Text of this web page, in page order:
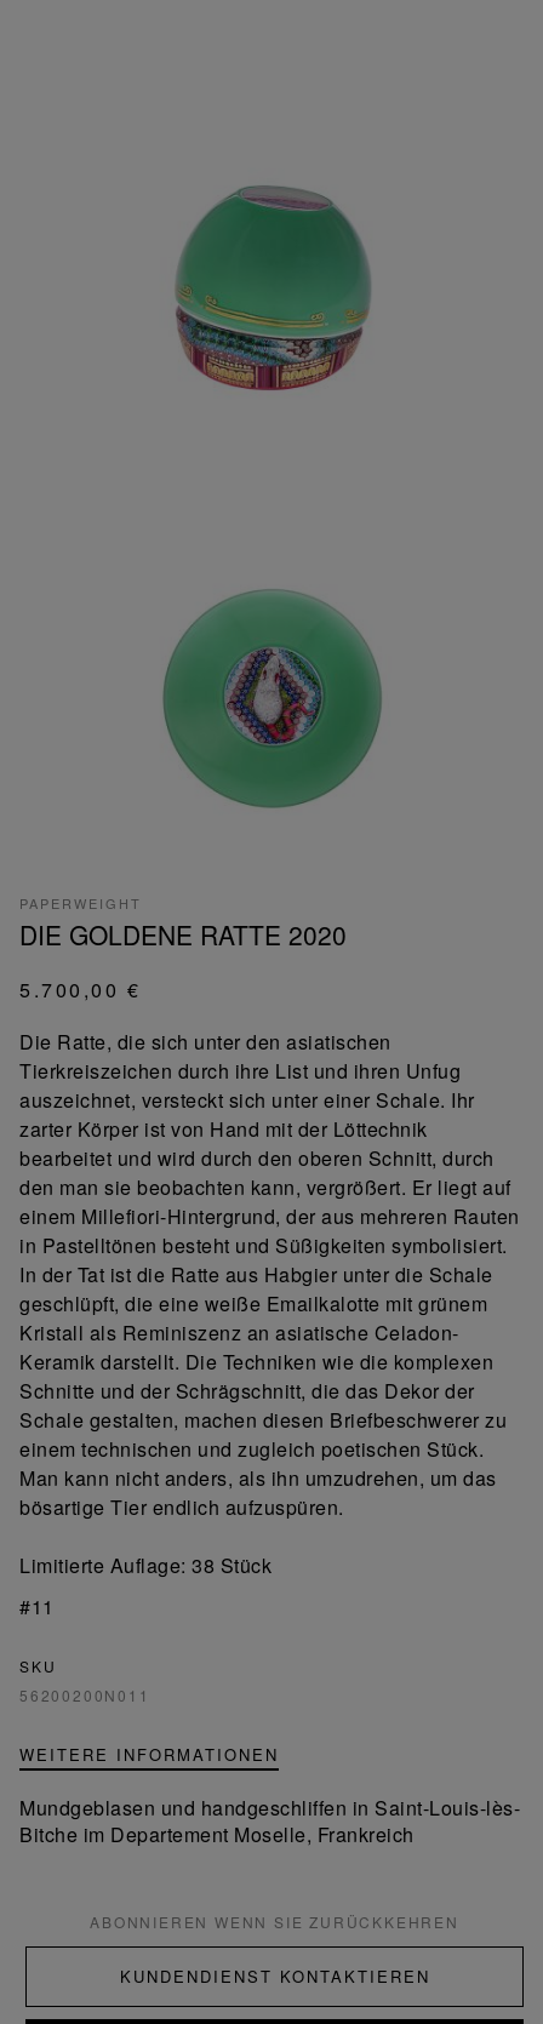
PAPERWEIGHT
DIE GOLDENE RATTE 2020
5.700,00 €
Die Ratte, die sich unter den asiatischen
Tierkreiszeichen durch ihre List und ihren Unfug
auszeichnet, versteckt sich unter einer Schale. Ihr
zarter Körper ist von Hand mit der Löttechnik
bearbeitet und wird durch den oberen Schnitt, durch
den man sie beobachten kann, vergrößert. Er liegt auf
einem Millefiori-Hintergrund, der aus mehreren Rauten
in Pastelltönen besteht und Süßigkeiten symbolisiert.
In der Tat ist die Ratte aus Habgier unter die Schale
geschlüpft, die eine weiße Emailkalotte mit grünem
Kristall als Reminiszenz an asiatische Celadon-
Keramik darstellt. Die Techniken wie die komplexen
Schnitte und der Schrägschnitt, die das Dekor der
Schale gestalten, machen diesen Briefbeschwerer zu
einem technischen und zugleich poetischen Stück.
Man kann nicht anders, als ihn umzudrehen, um das
bösartige Tier endlich aufzuspüren.
Limitierte Auflage: 38 Stück
#11
SKU
56200200N011
WEITERE INFORMATIONEN
Mundgeblasen und handgeschliffen in Saint-Louis-lès-
Bitche im Departement Moselle, Frankreich
ABONNIEREN WENN SIE ZURÜCKKEHREN
KUNDENDIENST KONTAKTIEREN